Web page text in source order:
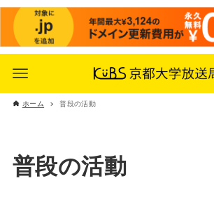
ホーム 普段の活動
普段の活動